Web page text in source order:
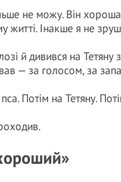
не можу. Він
житті. Інакше я не
й дивився на Тетяну
— за голосом, за
Потім на Тетяну.